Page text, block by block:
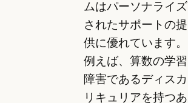
ムはパーソナライズ
されたサポートの提
供に優れています。
例えば、算数の学習
障害であるディスカ
リキュリアを持つあ